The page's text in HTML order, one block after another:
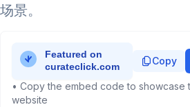
场景。
Copy
• Copy the embed code to showcase
website